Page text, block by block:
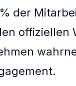
der
offiziellen